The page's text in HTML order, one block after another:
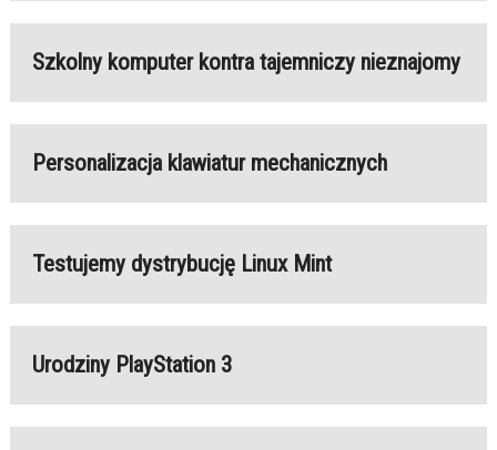
Szkolny komputer kontra tajemniczy nieznajomy
Personalizacja klawiatur mechanicznych
Testujemy dystrybucję Linux Mint
Urodziny PlayStation 3